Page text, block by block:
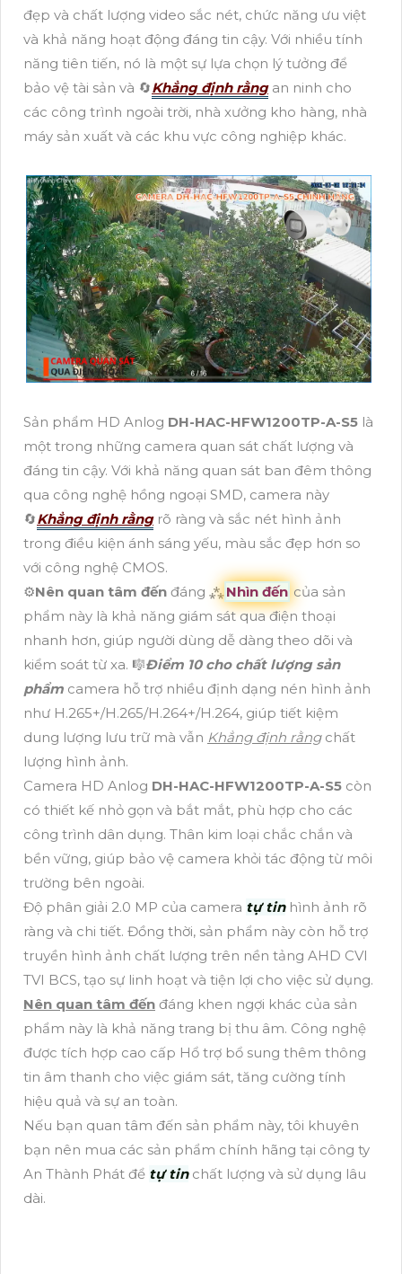
đẹp và chất lượng video sắc nét, chức năng ưu việt
và khả năng hoạt động đáng tin cậy. Với nhiều tính
năng tiên tiến, nó là một sự lựa chọn lý tưởng để
bảo vệ tài sản và 🔄Khẳng định rằngan ninh cho
các công trình ngoài trời, nhà xưởng kho hàng, nhà
máy sản xuất và các khu vực công nghiệp khác.
Sản phẩm HD Anlog DH-HAC-HFW1200TP-A-S5 là
một trong những camera quan sát chất lượng và
đáng tin cậy. Với khả năng quan sát ban đêm thông
qua công nghệ hồng ngoại SMD, camera này
🔄Khẳng định rằngrõ ràng và sắc nét hình ảnh
trong điều kiện ánh sáng yếu, màu sắc đẹp hơn so
với công nghệ CMOS.
⚙Nên quan tâm đến đáng ⁂Nhìn đến của sản
phẩm này là khả năng giám sát qua điện thoại
nhanh hơn, giúp người dùng dễ dàng theo dõi và
kiểm soát từ xa. 🎼️Điểm 10 cho chất lượng sản
phẩm camera hỗ trợ nhiều định dạng nén hình ảnh
như H.265+/H.265/H.264+/H.264, giúp tiết kiệm
dung lượng lưu trữ mà vẫn Khẳng định rằngchất
lượng hình ảnh.
Camera HD Anlog DH-HAC-HFW1200TP-A-S5 còn
có thiết kế nhỏ gọn và bắt mắt, phù hợp cho các
công trình dân dụng. Thân kim loại chắc chắn và
bền vững, giúp bảo vệ camera khỏi tác động từ môi
trường bên ngoài.
Độ phân giải 2.0 MP của camera tự tinhình ảnh rõ
ràng và chi tiết. Đồng thời, sản phẩm này còn hỗ trợ
truyền hình ảnh chất lượng trên nền tảng AHD CVI
TVI BCS, tạo sự linh hoạt và tiện lợi cho việc sử dụng.
Nên quan tâm đến đáng khen ngợi khác của sản
phẩm này là khả năng trang bị thu âm. Công nghệ
được tích hợp cao cấp Hổ trợ bổ sung thêm thông
tin âm thanh cho việc giám sát, tăng cường tính
hiệu quả và sự an toàn.
Nếu bạn quan tâm đến sản phẩm này, tôi khuyên
bạn nên mua các sản phẩm chính hãng tại công ty
An Thành Phát để tự tinchất lượng và sử dụng lâu
dài.